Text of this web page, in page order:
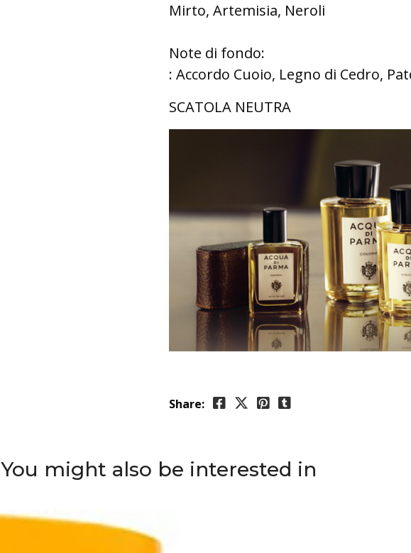
Mirto, Artemisia, Neroli
Note di fondo:
: Accordo Cuoio, Legno di Cedro,
SCATOLA NEUTRA
Share:
You might also be interested in